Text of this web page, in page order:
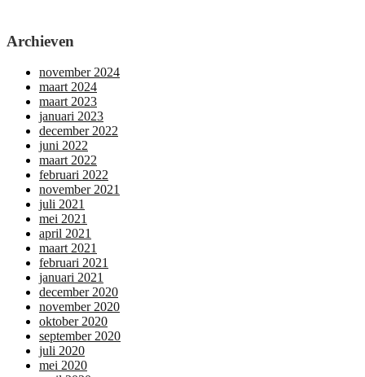
Archieven
november 2024
maart 2024
maart 2023
januari 2023
december 2022
juni 2022
maart 2022
februari 2022
november 2021
juli 2021
mei 2021
april 2021
maart 2021
februari 2021
januari 2021
december 2020
november 2020
oktober 2020
september 2020
juli 2020
mei 2020